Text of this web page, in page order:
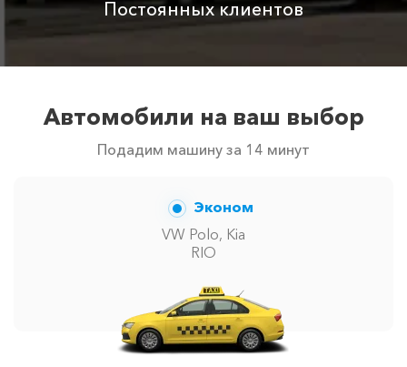
Постоянных клиентов
Автомобили на ваш выбор
Подадим машину за 14 минут
Эконом
VW Polo, Kia
RIO